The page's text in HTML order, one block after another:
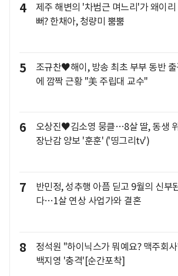
4
제주 해변의 '차범근 며느리'가 왜이리
뻐? 한채아, 청량미 뿜뿜
5
조규찬♥해이, 방송 최초 부부 동반 출
에 깜짝 근황 "美 주립대 교수"
6
오상진♥김소영 뭉클…8살 딸, 동생
장난감 양보 '훈훈' ('띵그리tv')
7
반민정, 성추행 아픔 딛고 9월의 신부
다…1살 연상 사업가와 결혼
8
정석원 "하이닉스가 뭐예요? 맥주회
백지영 '충격'[순간포착]